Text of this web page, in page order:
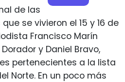
de las
se vivieron el 15 y 16 de
Francisco Marín
y Daniel Bravo,
pertenecientes a la lista
Norte. En un poco más